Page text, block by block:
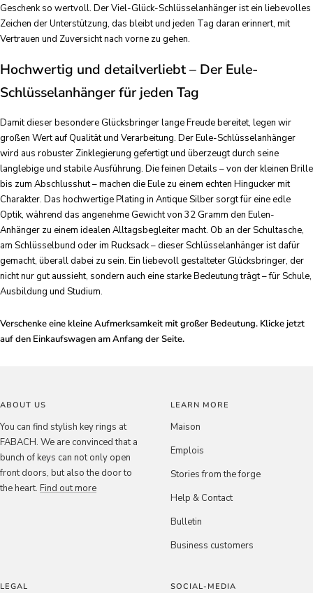
Geschenk so wertvoll. Der Viel-Glück-Schlüsselanhänger ist ein liebevolles
Zeichen der Unterstützung, das bleibt und jeden Tag daran erinnert, mit
Vertrauen und Zuversicht nach vorne zu gehen.
Hochwertig und detailverliebt – Der Eule-
Schlüsselanhänger für jeden Tag
Damit dieser besondere Glücksbringer lange Freude bereitet, legen wir
großen Wert auf Qualität und Verarbeitung. Der Eule-Schlüsselanhänger
wird aus robuster Zinklegierung gefertigt und überzeugt durch seine
langlebige und stabile Ausführung. Die feinen Details – von der kleinen Brille
bis zum Abschlusshut – machen die Eule zu einem echten Hingucker mit
Charakter. Das hochwertige Plating in Antique Silber sorgt für eine edle
Optik, während das angenehme Gewicht von 32 Gramm den Eulen-
Anhänger zu einem idealen Alltagsbegleiter macht. Ob an der Schultasche,
am Schlüsselbund oder im Rucksack – dieser Schlüsselanhänger ist dafür
gemacht, überall dabei zu sein. Ein liebevoll gestalteter Glücksbringer, der
nicht nur gut aussieht, sondern auch eine starke Bedeutung trägt – für Schule,
Ausbildung und Studium.
Verschenke eine kleine Aufmerksamkeit mit großer Bedeutung. Klicke jetzt
auf den Einkaufswagen am Anfang der Seite.
ABOUT US
You can find stylish key rings at
FABACH. We are convinced that a
bunch of keys can not only open
front doors, but also the door to
the heart. Find out more
LEARN MORE
Maison
Emplois
Stories from the forge
Help & Contact
Bulletin
Business customers
LEGAL SOCIAL-MEDIA